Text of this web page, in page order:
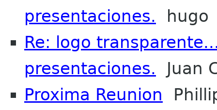
presentaciones. hugo
Re: logo
presentaciones. Juan
Proxima Reunion